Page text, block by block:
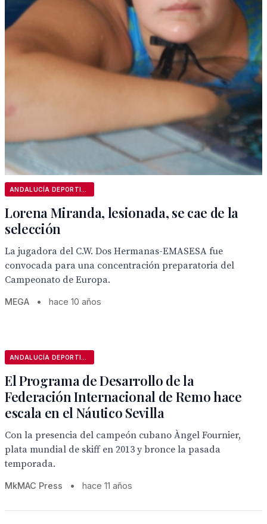
Lorena Miranda, lesionada, se cae de la
selección
La jugadora del C.W. Dos Hermanas-EMASESA fue
convocada para una concentración preparatoria del
Campeonato de Europa.
MEGA • hace 10 años
El Programa de Desarrollo de la
Federación Internacional de Remo hace
escala en el Náutico Sevilla
Con la presencia del campeón cubano Àngel Fournier,
plata mundial de skiff en 2013 y bronce la pasada
temporada.
MkMAC Press • hace 11 años